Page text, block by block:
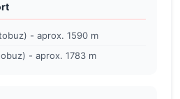
- aprox. 1590 m
- aprox. 1783 m